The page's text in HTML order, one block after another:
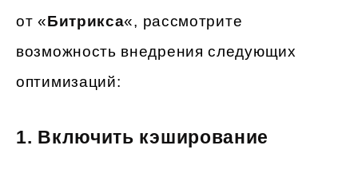
от «Битрикса«, рассмотрите
возможность внедрения следующих
оптимизаций:
1. Включить кэширование